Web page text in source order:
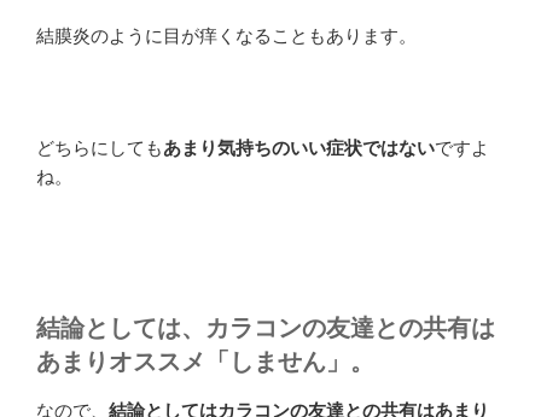
結膜炎のように目が痒くなることもあります。
どちらにしてもあまり気持ちのいい症状ではないですよ
ね。
結論としては、カラコンの友達との共有は
あまりオススメ「しません」。
なので、 結論としてはカラコンの友達との共有はあまり